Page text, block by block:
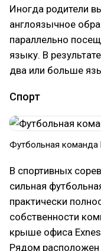
Иногда родители
англоязычное
параллельно
языку. В
два или больше
Спорт
Футбольная команда
В спортивных
сильная
практически
собственности
крыше офиса
Рядом